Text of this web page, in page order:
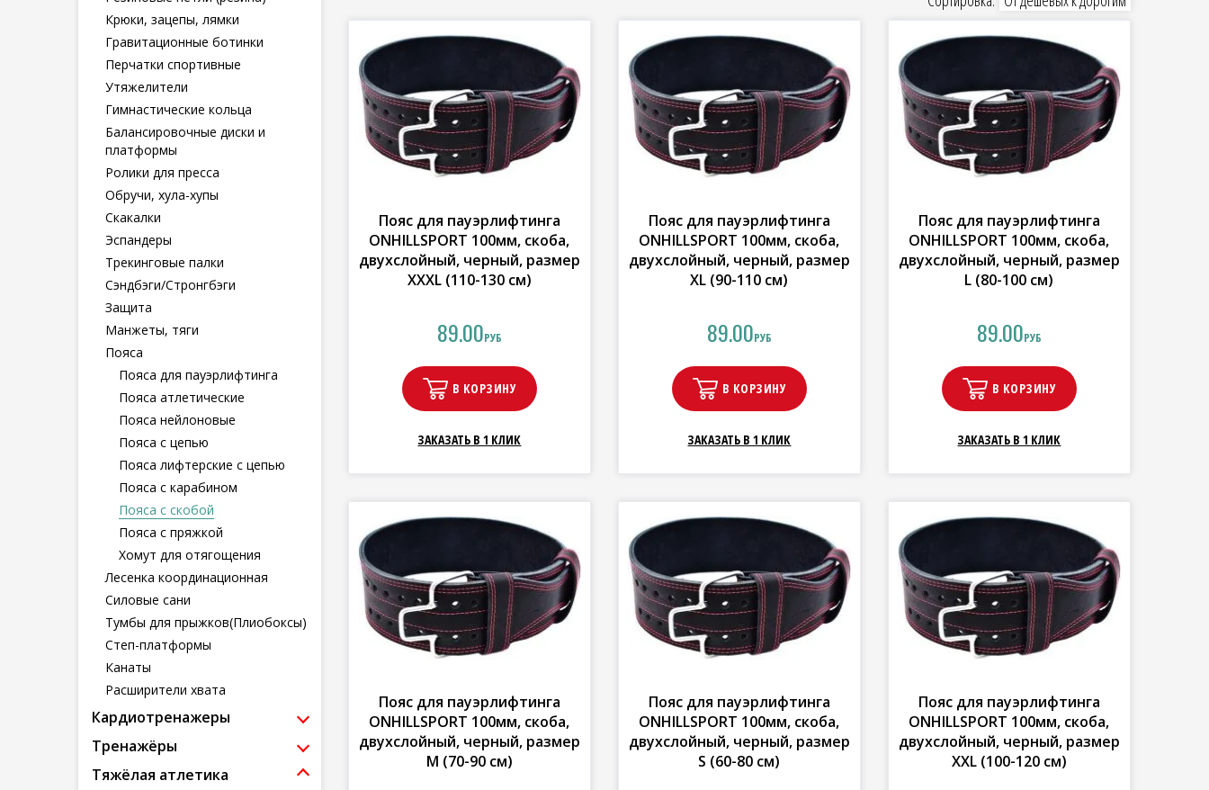
Крюки, зацепы, лямки
Гравитационные ботинки
Перчатки спортивные
Утяжелители
Гимнастические кольца
Балансировочные диски и
платформы
Ролики для пресса
Обручи, хула-хупы
Скакалки
Эспандеры
Трекинговые палки
Сэндбэги/Стронгбэги
Защита
Манжеты, тяги
Пояса
Пояса для пауэрлифтинга
Пояса атлетические
Пояса нейлоновые
Пояса с цепью
Пояса лифтерские с цепью
Пояса с карабином
Пояса с скобой
Пояса с пряжкой
Хомут для отягощения
Лесенка координационная
Силовые сани
Тумбы для прыжков(Плиобоксы)
Степ-платформы
Канаты
Расширители хвата
Кардиотренажеры
Тренажёры
Тяжёлая атлетика
Пояс для пауэрлифтинга
ONHILLSPORT 100мм, скоба,
двухслойный, черный, размер
XXXL (110-130 см)
89.00РУБ
В КОРЗИНУ
ЗАКАЗАТЬ В 1 КЛИК
Пояс для пауэрлифтинга
ONHILLSPORT 100мм, скоба,
двухслойный, черный, размер
XL (90-110 см)
89.00РУБ
В КОРЗИНУ
ЗАКАЗАТЬ В 1 КЛИК
Пояс для пауэрлифтинга
ONHILLSPORT 100мм, скоба,
двухслойный, черный, размер
L (80-100 см)
89.00РУБ
В КОРЗИНУ
ЗАКАЗАТЬ В 1 КЛИК
Пояс для пауэрлифтинга
ONHILLSPORT 100мм, скоба,
двухслойный, черный, размер
M (70-90 см)
Пояс для пауэрлифтинга
ONHILLSPORT 100мм, скоба,
двухслойный, черный, размер
S (60-80 см)
Пояс для пауэрлифтинга
ONHILLSPORT 100мм, скоба,
двухслойный, черный, размер
XXL (100-120 см)